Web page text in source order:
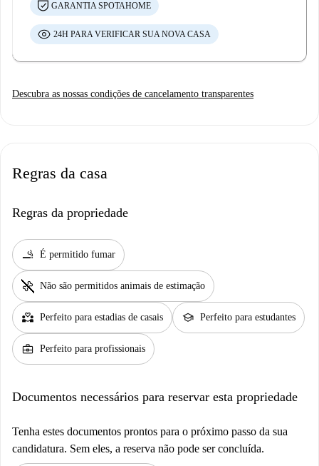
GARANTIA SPOTAHOME
24H PARA VERIFICAR SUA NOVA CASA
Descubra as nossas condições de cancelamento transparentes
Regras da casa
Regras da propriedade
smoking_rooms É permitido fumar
pet_supplies Não são permitidos animais de estimação
partner_heart Perfeito para estadias de casais school Perfeito para estudantes
business_center Perfeito para profissionais
Documentos necessários para reservar esta propriedade
Tenha estes documentos prontos para o próximo passo da sua
candidatura. Sem eles, a reserva não pode ser concluída.